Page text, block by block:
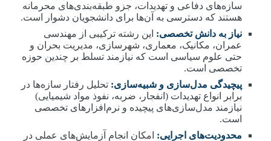
سازه‌های دفاعی و تهدیدات، جزو طبقه‌بندی‌های محرمانه
هستند که دسترسی به آن‌ها برای دانشجویان دشوار است.
نیاز به دانش تخصصی: این رشته ترکیبی از مهندسی
عمران، مکانیک، معماری، شهرسازی، مدیریت بحران و
حتی علوم سیاسی است که نیازمند تسلط بر چندین حوزه
تخصصی است.
پیچیدگی مدل‌سازی و شبیه‌سازی: تحلیل رفتار سازه‌ها در
برابر انواع تهدیدات (انفجار، ضربه، نفوذ مواد شیمیایی)
نیازمند مدل‌سازی‌های پیچیده و نرم‌افزارهای تخصصی
است.
محدودیت‌های اجرایی: امکان انجام آزمایش‌های عملی در